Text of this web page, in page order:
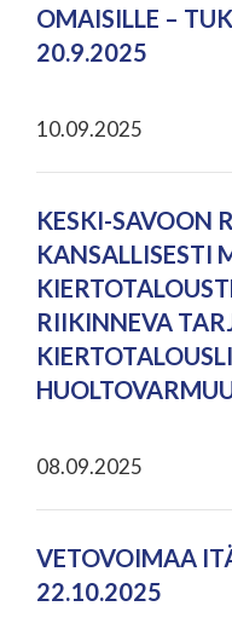
OMAISILLE –
20.9.2025
10.09.2025
KESKI-SAVOON
KANSALLISESTI
RIIKINNEVA
08.09.2025
VETOVOIMAA
22.10.2025